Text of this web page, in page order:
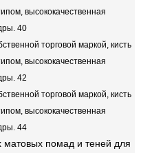
матовых помад и теней для